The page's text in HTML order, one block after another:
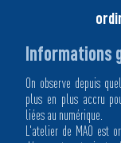
Informations
On observe depuis
plus en plus accru
liées au numérique.
L'atelier de MAO est